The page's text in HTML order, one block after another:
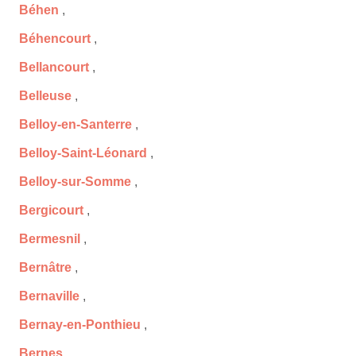
Béhen ,
Béhencourt ,
Bellancourt ,
Belleuse ,
Belloy-en-Santerre ,
Belloy-Saint-Léonard ,
Belloy-sur-Somme ,
Bergicourt ,
Bermesnil ,
Bernâtre ,
Bernaville ,
Bernay-en-Ponthieu ,
Bernes